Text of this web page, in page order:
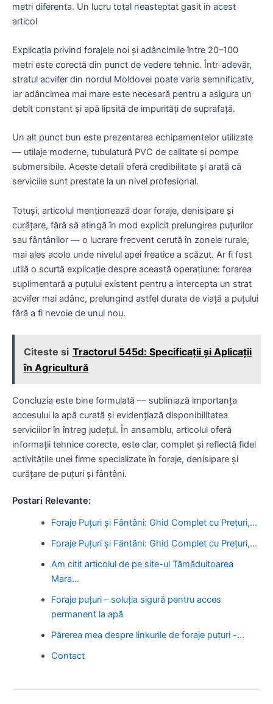
metri diferenta. Un lucru total neasteptat gasit in acest
articol
Explicația privind forajele noi și adâncimile între 20–100
metri este corectă din punct de vedere tehnic. Într-adevăr,
stratul acvifer din nordul Moldovei poate varia semnificativ,
iar adâncimea mai mare este necesară pentru a asigura un
debit constant și apă lipsită de impurități de suprafață.
Un alt punct bun este prezentarea echipamentelor utilizate
— utilaje moderne, tubulatură PVC de calitate și pompe
submersibile. Aceste detalii oferă credibilitate și arată că
serviciile sunt prestate la un nivel profesional.
Totuși, articolul menționează doar foraje, denisipare și
curățare, fără să atingă în mod explicit prelungirea puțurilor
sau fântânilor — o lucrare frecvent cerută în zonele rurale,
mai ales acolo unde nivelul apei freatice a scăzut. Ar fi fost
utilă o scurtă explicație despre această operațiune: forarea
suplimentară a puțului existent pentru a intercepta un strat
acvifer mai adânc, prelungind astfel durata de viață a puțului
fără a fi nevoie de unul nou.
Citeste si Tractorul 545d: Specificații și Aplicații
în Agricultură
Concluzia este bine formulată — subliniază importanța
accesului la apă curată și evidențiază disponibilitatea
serviciilor în întreg județul. În ansamblu, articolul oferă
informații tehnice corecte, este clar, complet și reflectă fidel
activitățile unei firme specializate în foraje, denisipare și
curățare de puțuri și fântâni.
Postari Relevante:
Foraje Puțuri și Fântâni: Ghid Complet cu Prețuri,…
Foraje Puțuri și Fântâni: Ghid Complet cu Prețuri,…
Am citit articolul de pe site-ul Tămăduitoarea
Mara…
Foraje puțuri – soluția sigură pentru acces
permanent la apă
Părerea mea despre linkurile de foraje puțuri -…
Contact